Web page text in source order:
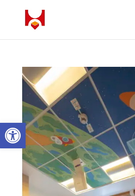
Ouvrir la barre d’outils